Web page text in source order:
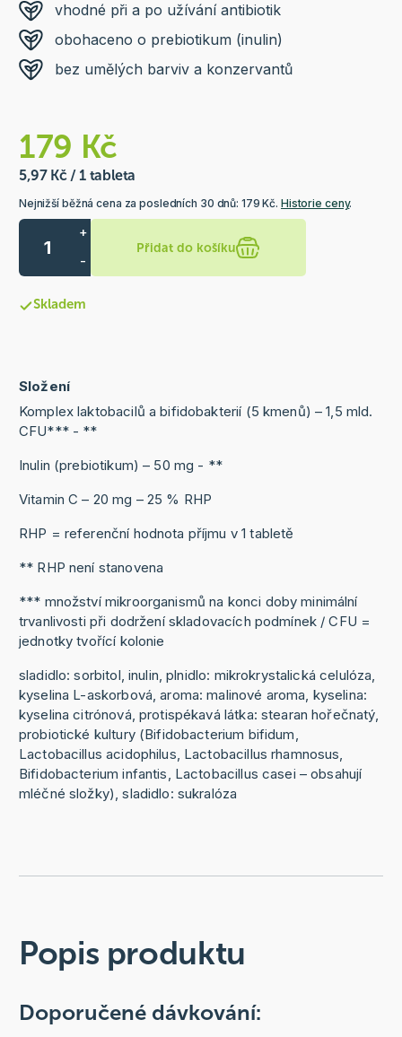
vhodné při a po užívání antibiotik
obohaceno o prebiotikum (inulin)
bez umělých barviv a konzervantů
179 Kč
5,97 Kč / 1 tableta
Nejnižší běžná cena za posledních 30 dnů: 179 Kč. Historie ceny.
+
-
Přidat do košíku
Skladem
Složení
Komplex laktobacilů a bifidobakterií (5 kmenů) – 1,5 mld.
CFU*** - **
Inulin (prebiotikum) – 50 mg - **
Vitamin C – 20 mg – 25 % RHP
RHP = referenční hodnota příjmu v 1 tabletě
** RHP není stanovena
*** množství mikroorganismů na konci doby minimální
trvanlivosti při dodržení skladovacích podmínek / CFU =
jednotky tvořící kolonie
sladidlo: sorbitol, inulin, plnidlo: mikrokrystalická celulóza,
kyselina L-askorbová, aroma: malinové aroma, kyselina:
kyselina citrónová, protispékavá látka: stearan hořečnatý,
probiotické kultury (Bifidobacterium bifidum,
Lactobacillus acidophilus, Lactobacillus rhamnosus,
Bifidobacterium infantis, Lactobacillus casei – obsahují
mléčné složky), sladidlo: sukralóza
Popis produktu
Doporučené dávkování: